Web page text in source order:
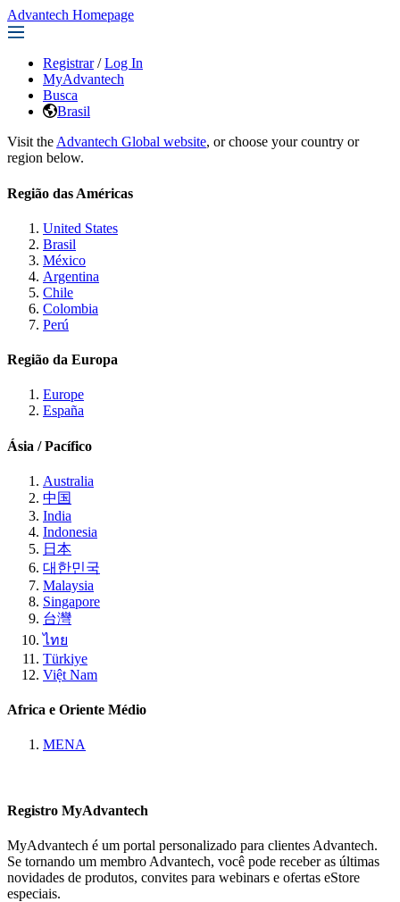
Advantech Homepage
Registrar / Log In
MyAdvantech
Busca
Brasil
Visit the Advantech Global website, or choose your country or
region below.
Região das Américas
United States
Brasil
México
Argentina
Chile
Colombia
Perú
Região da Europa
Europe
España
Ásia / Pacífico
Australia
中国
India
Indonesia
日本
대한민국
Malaysia
Singapore
台灣
ไทย
Türkiye
Việt Nam
Africa e Oriente Médio
MENA
Registro MyAdvantech
MyAdvantech é um portal personalizado para clientes Advantech.
Se tornando um membro Advantech, você pode receber as últimas
novidades de produtos, convites para webinars e ofertas eStore
especiais.